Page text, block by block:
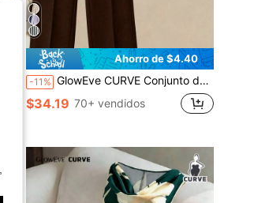
Ahorro de $4.40
-11% GlowEve CURVE Conjunto de 2 piezas de camisa con botones y pantalones a rayas, estilo de viaje, talla grande, otoño
$34.19 70+ vendidos